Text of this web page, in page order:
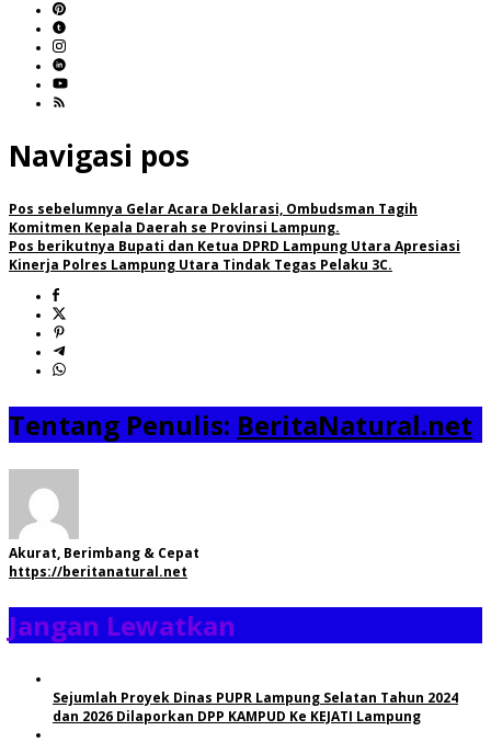
Navigasi pos
Pos sebelumnya Gelar Acara Deklarasi, Ombudsman Tagih
Komitmen Kepala Daerah se Provinsi Lampung.
Pos berikutnya Bupati dan Ketua DPRD Lampung Utara Apresiasi
Kinerja Polres Lampung Utara Tindak Tegas Pelaku 3C.
Tentang Penulis: BeritaNatural.net
Akurat, Berimbang & Cepat
https://beritanatural.net
Jangan Lewatkan
Sejumlah Proyek Dinas PUPR Lampung Selatan Tahun 2024
dan 2026 Dilaporkan DPP KAMPUD Ke KEJATI Lampung